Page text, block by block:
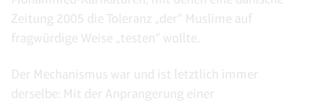
Zeitung 2005 die Toleranz „der“ Muslime auf
fragwürdige Weise „testen“ wollte.
Der Mechanismus war und ist letztlich immer
derselbe: Mit der Anprangerung einer